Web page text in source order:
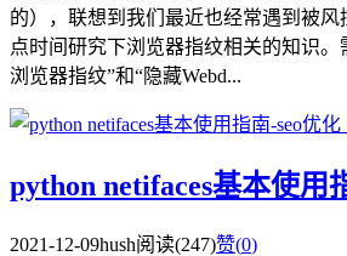
的），联想到我们最近也经常遇到被风
点时间研究下浏览器指纹相关的知识。
浏览器指纹”和“隐藏Webd...
python netifaces基本使用
2021-12-09hush阅读(247)赞(0)